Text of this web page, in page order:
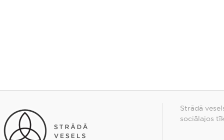
Strādā
sociālajos